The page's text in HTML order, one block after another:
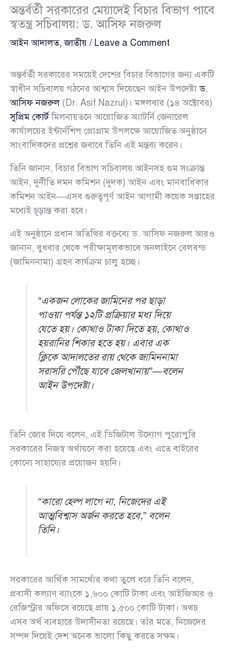
অন্তর্বর্তী সরকারের মেয়াদেই বিচার বিভাগ পাবে
স্বতন্ত্র সচিবালয়: ড. আসিফ নজরুল
আইন আদালত,জাতীয় / Leave a Comment
অন্তর্বর্তী সরকারের সময়েই দেশের বিচার বিভাগের জন্য একটি
স্বাধীন সচিবালয় গঠনের আশ্বাস দিয়েছেন আইন উপদেষ্টাড.
আসিফ নজরুল(Dr. Asif Nazrul)। মঙ্গলবার (১৪ অক্টোবর)
সুপ্রিম কোর্টমিলনায়তনে আয়োজিত অ্যাটর্নি জেনারেল
কার্যালয়ের ইন্টার্নশিপ প্রোগ্রাম উপলক্ষে আয়োজিত অনুষ্ঠানে
সাংবাদিকদের প্রশ্নের জবাবে তিনি এই মন্তব্য করেন।
তিনি জানান, বিচার বিভাগ সচিবালয় আইনসহ গুম সংক্রান্ত
আইন, দুর্নীতি দমন কমিশন (দুদক) আইন এবং মানবাধিকার
কমিশন আইন—এসব গুরুত্বপূর্ণ আইন আগামী কয়েক সপ্তাহের
মধ্যেই চূড়ান্ত করা হবে।
এই অনুষ্ঠানে প্রধান অতিথির বক্তব্যে ড. আসিফ নজরুল আরও
জানান, বুধবার থেকে পরীক্ষামূলকভাবে অনলাইনে বেলবন্ড
(জামিননামা) গ্রহণ কার্যক্রম চালু হচ্ছে।
“একজন লোকের জামিনের পর ছাড়া
পাওয়া পর্যন্ত ১২টি প্রক্রিয়ার মধ্য দিয়ে
যেতে হয়। কোথাও টাকা দিতে হয়, কোথাও
হয়রানির শিকার হতে হয়। এবার এক
ক্লিকে আদালতের রায় থেকে জামিননামা
সরাসরি পৌঁছে যাবে জেলখানায়”—বলেন
আইন উপদেষ্টা।
তিনি জোর দিয়ে বলেন, এই ডিজিটাল উদ্যোগ পুরোপুরি
সরকারের নিজস্ব অর্থায়নে করা হয়েছে এবং এতে বাইরের
কোনো সাহায্যের প্রয়োজন হয়নি।
“কারো হেল্প লাগে না, নিজেদের এই
আত্মবিশ্বাস অর্জন করতে হবে,” বলেন
তিনি।
সরকারের আর্থিক সামর্থ্যের কথা তুলে ধরে তিনি বলেন,
প্রবাসী কল্যাণ ব্যাংকে ১,৬০০ কোটি টাকা এবং আইজিআর ও
রেজিস্ট্রার অফিসে রয়েছে প্রায় ১,৫০০ কোটি টাকা। অথচ
এসব অর্থ ব্যবহারে উদাসীনতা রয়েছে। তাঁর মতে, নিজেদের
সম্পদ দিয়েই দেশ অনেক ভালো কিছু করতে সক্ষম।